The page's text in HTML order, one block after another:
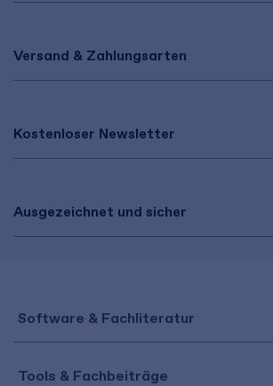
Versand & Zahlungsarten
Kostenloser Newsletter
Ausgezeichnet und sicher
Software & Fachliteratur
Tools & Fachbeiträge